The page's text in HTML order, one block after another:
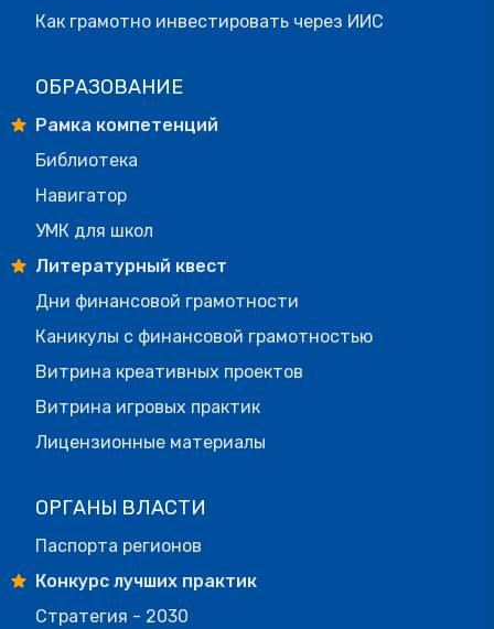
Как грамотно инвестировать через ИИС
ОБРАЗОВАНИЕ
Рамка компетенций
Библиотека
Навигатор
УМК для школ
Литературный квест
Дни финансовой грамотности
Каникулы с финансовой грамотностью
Витрина креативных проектов
Витрина игровых практик
Лицензионные материалы
ОРГАНЫ ВЛАСТИ
Паспорта регионов
Конкурс лучших практик
Стратегия - 2030